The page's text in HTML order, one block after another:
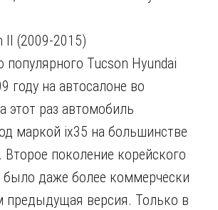
II (2009-2015)
Tucson Hyundai
году на автосалоне во
этот раз автомобиль
маркой ix35 на большинстве
поколение корейского
даже более коммерчески
версия. Только в